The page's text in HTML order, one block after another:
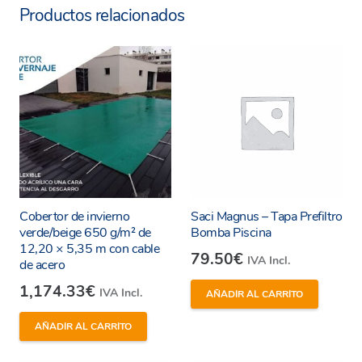
Sostenible y 100% reciclable.
Universal y versátil con excepcional
rendimiento.
Condiciones de servicio
Agua refrigeración
Temperatura de servicio: +5ºC
Presión de servicio: 10 bar
Agua sanitaria
Temperatura de servicio: +95ºC
Presión de servicio: 16 bar
Calefacción (50% agua – 50% glicol)
Productos relacionados
Cobertor de invierno
verde/beige 650 g/m² de
12,20 × 5,35 m con cable
de acero
1,174.33€ IVA Incl.
AÑADIR AL CARRITO
Saci Magnus – Tapa Prefiltro
Bomba Piscina
79.50€ IVA Incl.
AÑADIR AL CARRITO